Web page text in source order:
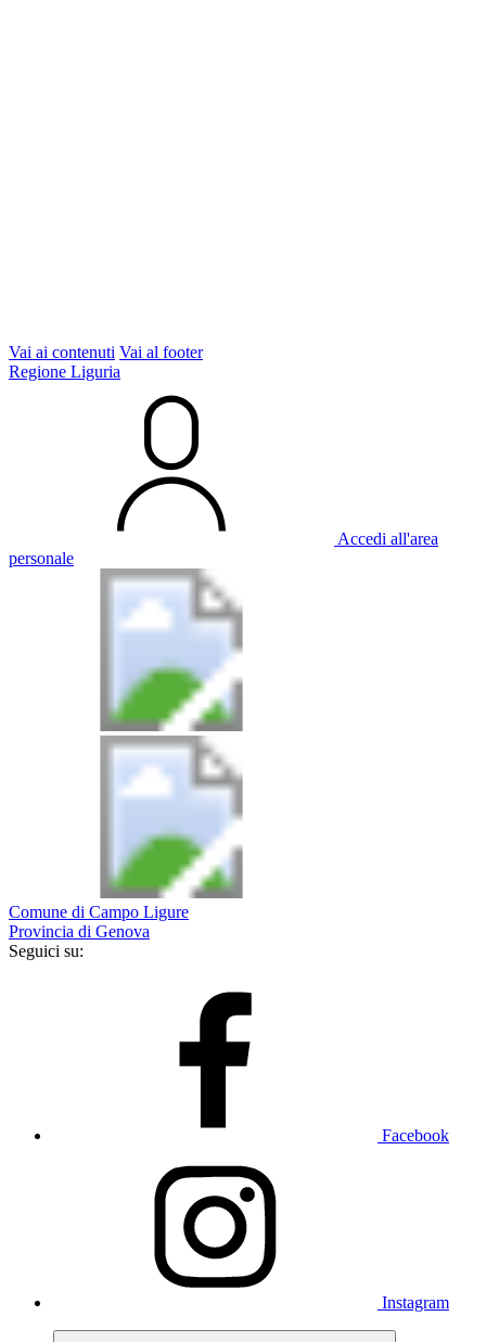
Vai ai contenuti Vai al footer
Regione Liguria
Accedi all'area
personale
Comune di Campo Ligure
Provincia di Genova
Seguici su:
Facebook
Instagram